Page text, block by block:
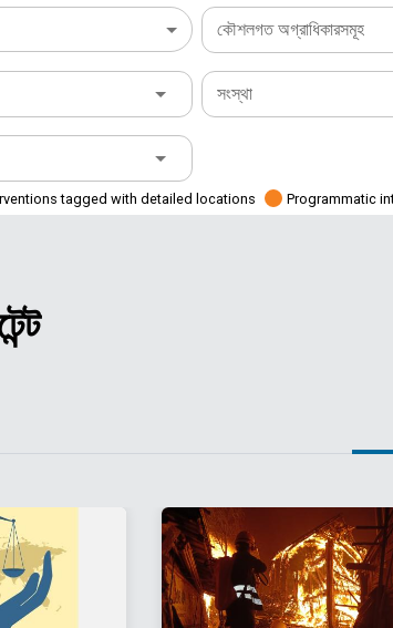
কৌশলগত অগ্রাধিকারসমূহ
সংস্থা
tagged with detailed locations Programmatic